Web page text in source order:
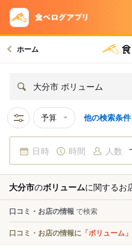
ホーム
大分市 ボリューム
予算 他の検索条件
日時 時間 人数
大分市のボリュームに関するお
口コミ・お店の情報 で検索
口コミ・お店の情報に 「ボリューム」